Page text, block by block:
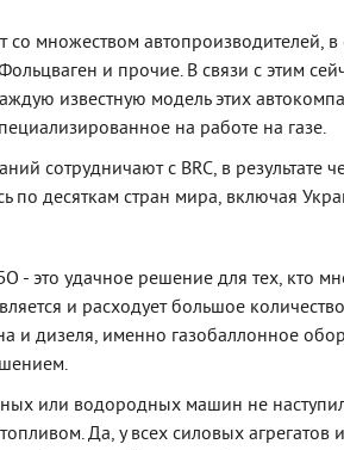
со множеством автопроизводителей,
и прочие. В связи с этим
известную модель этих
на работе на газе.
сотрудничают с BRC, в результате
по десяткам стран мира, включая
- это удачное решение для тех, кто
и расходует большое
и дизеля, именно газобаллонное
или водородных машин не
Да, у всех силовых агрегатов